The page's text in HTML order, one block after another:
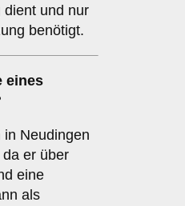
dient und nur
benötigt.
eines
in Neudingen
er über
eine
als